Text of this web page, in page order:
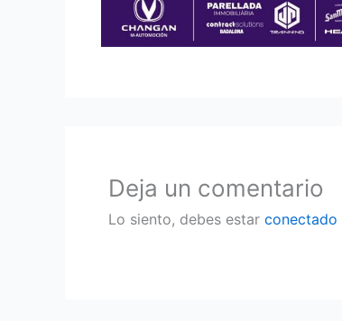
Deja un comentario
Lo siento, debes estar conectado